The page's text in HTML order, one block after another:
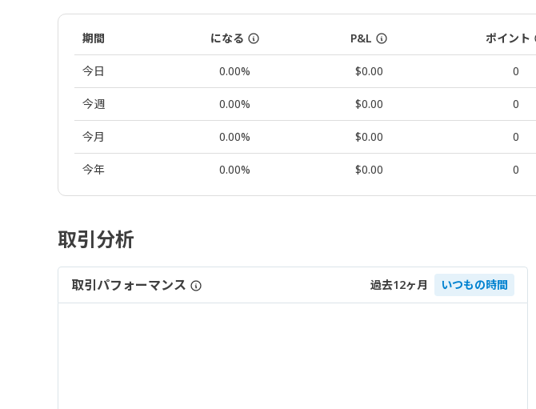
期間 になる P&L ポイント
今日 0.00% $0.00 0
今週 0.00% $0.00 0
今月 0.00% $0.00 0
今年 0.00% $0.00 0
取引分析
取引パフォーマンス 過去12ヶ月 いつもの時間